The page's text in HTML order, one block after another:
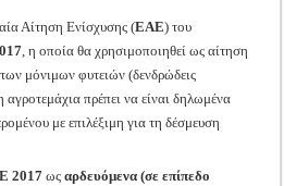
Αίτηση Ενίσχυσης (ΕΑΕ) του
, η οποία θα χρησιμοποιηθεί ως αίτηση
μόνιμων φυτειών (δενδρώδεις
αγροτεμάχια πρέπει να είναι δηλωμένα
με επιλέξιμη για τη δέσμευση
2017 ωςαρδευόμενα (σε επίπεδο